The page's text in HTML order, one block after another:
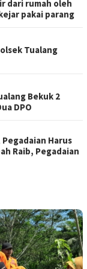
dari rumah oleh
pakai parang
Tualang
Bekuk 2
DPO
Harus
Raib, Pegadaian